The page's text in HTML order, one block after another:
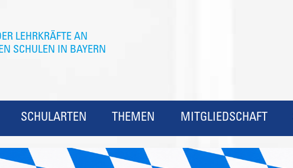
SCHULARTEN THEMEN MITGLIEDSCHAFT